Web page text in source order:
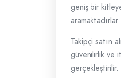
geniş bir
Takipçi satın
güvenilirlik ve
gerçekleştirilir.